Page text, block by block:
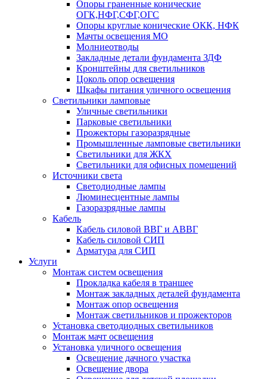
Опоры граненные конические
ОГК,НФГ,СФГ,ОГС
Опоры круглые конические ОКК, НФК
Мачты освещения МО
Молниеотводы
Закладные детали фундамента ЗДФ
Кронштейны для светильников
Цоколь опор освещения
Шкафы питания уличного освещения
Светильники ламповые
Уличные светильники
Парковые светильники
Прожекторы газоразрядные
Промышленные ламповые светильники
Светильники для ЖКХ
Светильники для офисных помещений
Источники света
Светодиодные лампы
Люминесцентные лампы
Газоразрядные лампы
Кабель
Кабель силовой ВВГ и АВВГ
Кабель силовой СИП
Арматура для СИП
Услуги
Монтаж систем освещения
Прокладка кабеля в траншее
Монтаж закладных деталей фундамента
Монтаж опор освещения
Монтаж светильников и прожекторов
Установка светодиодных светильников
Монтаж мачт освещения
Установка уличного освещения
Освещение дачного участка
Освещение двора